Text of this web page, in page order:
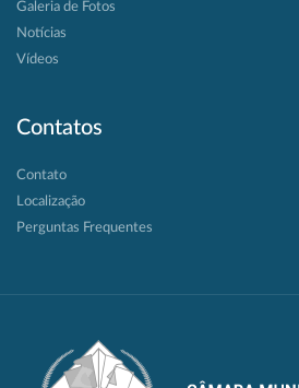
Galeria de Fotos
Notícias
Vídeos
Contatos
Contato
Localização
Perguntas Frequentes